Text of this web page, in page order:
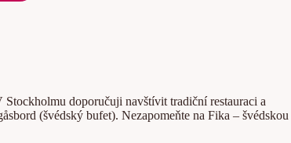
doporučuji navštívit tradiční restauraci a
(švédský bufet). Nezapomeňte na Fika – švédskou